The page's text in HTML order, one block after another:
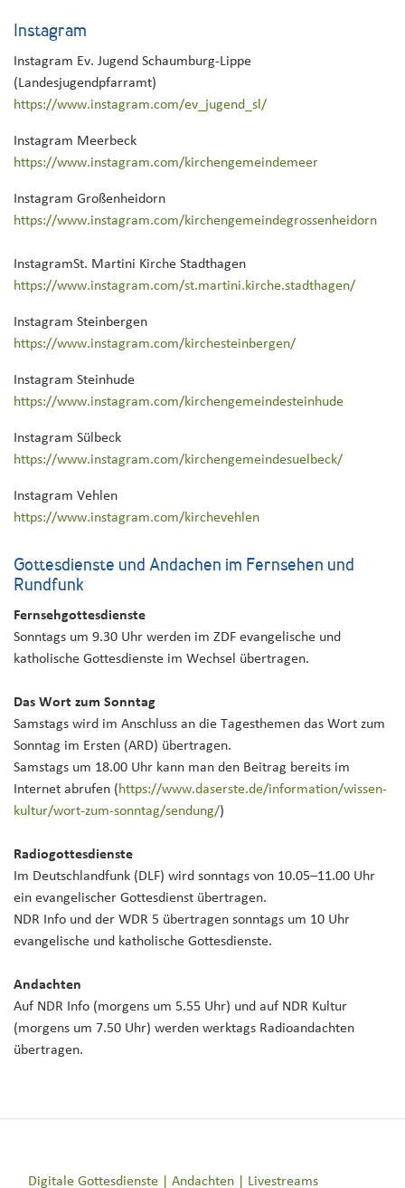
Instagram
Instagram Ev. Jugend Schaumburg-Lippe
(Landesjugendpfarramt)
https://www.instagram.com/ev_jugend_sl/
Instagram Meerbeck
https://www.instagram.com/kirchengemeindemeer
Instagram Großenheidorn
https://www.instagram.com/kirchengemeindegrossenheidorn
InstagramSt. Martini Kirche Stadthagen
https://www.instagram.com/st.martini.kirche.stadthagen/
Instagram Steinbergen
https://www.instagram.com/kirchesteinbergen/
Instagram Steinhude
https://www.instagram.com/kirchengemeindesteinhude
Instagram Sülbeck
https://www.instagram.com/kirchengemeindesuelbeck/
Instagram Vehlen
https://www.instagram.com/kirchevehlen
Gottesdienste und Andachen im Fernsehen und
Rundfunk
Fernsehgottesdienste
Sonntags um 9.30 Uhr werden im ZDF evangelische und
katholische Gottesdienste im Wechsel übertragen.
Das Wort zum Sonntag
Samstags wird im Anschluss an die Tagesthemen das Wort zum
Sonntag im Ersten (ARD) übertragen.
Samstags um 18.00 Uhr kann man den Beitrag bereits im
Internet abrufen (https://www.daserste.de/information/wissen-
kultur/wort-zum-sonntag/sendung/)
Radiogottesdienste
Im Deutschlandfunk (DLF) wird sonntags von 10.05–11.00 Uhr
ein evangelischer Gottesdienst übertragen.
NDR Info und der WDR 5 übertragen sonntags um 10 Uhr
evangelische und katholische Gottesdienste.
Andachten
Auf NDR Info (morgens um 5.55 Uhr) und auf NDR Kultur
(morgens um 7.50 Uhr) werden werktags Radioandachten
übertragen.
Digitale Gottesdienste | Andachten | Livestreams